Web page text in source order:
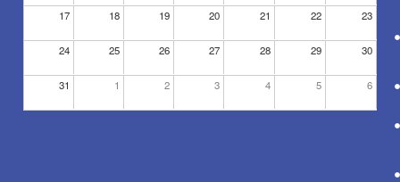
17 18 19 20 21 22 23
24 25 26 27 28 29 30
31 1 2 3 4 5 6